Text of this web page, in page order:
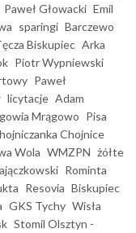
Paweł Głowacki Emil
sparingi Barczewo
Biskupiec Arka
Piotr Wypniewski
Paweł
licytacje Adam
Mrągowo Pisa
Chojnice
Wola WMZPN żółte
Rominta
Resovia Biskupiec
GKS Tychy Wisła
Stomil Olsztyn -